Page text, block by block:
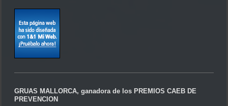
GRUAS MALLORCA, ganadora de los PREMIOS CAEB DE
PREVENCION